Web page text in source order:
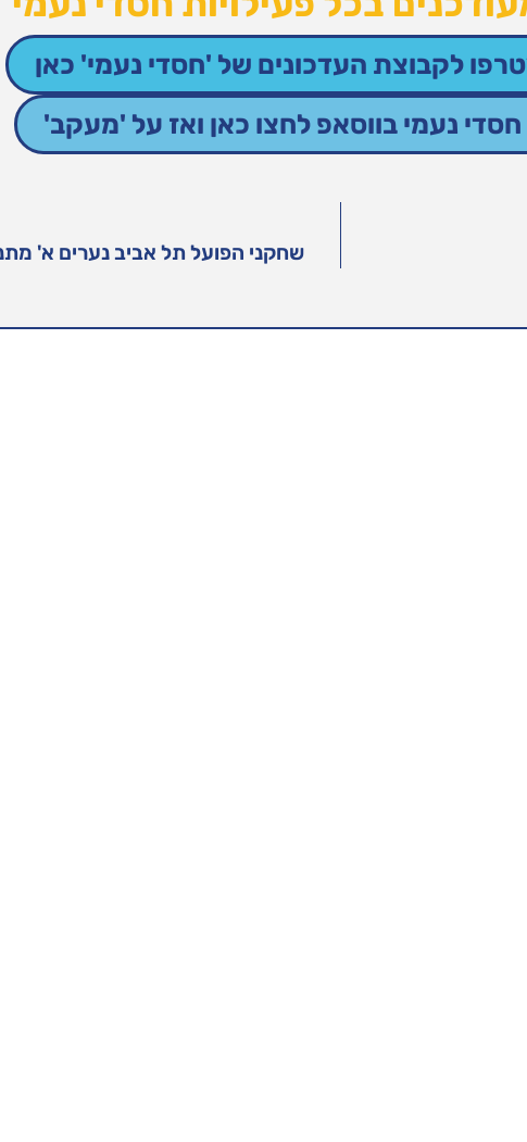
לקבוצת העדכונים של 'חסדי נעמי' כאן
נעמי בווסאפ לחצו כאן ואז על 'מעקב'
שחקני הפועל תל אביב נערים א'